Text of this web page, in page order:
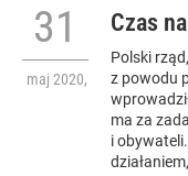
Czas
31
maj 2020,
Polski
z powodu
ma za
i